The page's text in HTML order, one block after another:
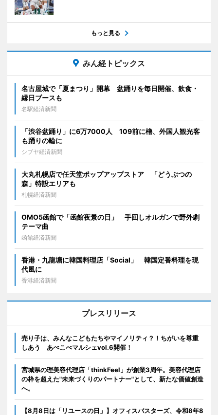
もっと見る
みん経トピックス
名古屋城で「夏まつり」開幕 盆踊りを毎日開催、飲食・
縁日ブースも
名駅経済新聞
「渋谷盆踊り」に6万7000人 109前に櫓、外国人観光客
も踊りの輪に
シブヤ経済新聞
大丸札幌店で任天堂ポップアップストア 「どうぶつの
森」特設エリアも
札幌経済新聞
OMO5函館で「函館夜景の日」 手回しオルガンで野外劇
テーマ曲
函館経済新聞
香港・九龍塘に韓国料理店「Social」 韓国定番料理を現
代風に
香港経済新聞
プレスリリース
売り子は、みんなこどもたちやマイノリティ？！ちがいを尊重
しあう あべこべマルシェvol.6開催！
宮城県の理美容代理店「thinkFeel」が創業3周年。美容代理店
の枠を超えた"未来づくりのパートナー"として、新たな価値創造
へ。
【8月8日は「リユースの日」】オフィスバスターズ、令和8年8